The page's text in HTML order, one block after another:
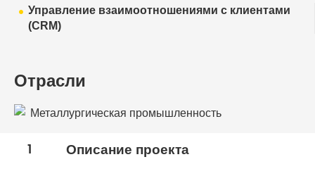
Управление взаимоотношениями с клиентами
(CRM)
Отрасли
Металлургическая промышленность
1 Описание проекта